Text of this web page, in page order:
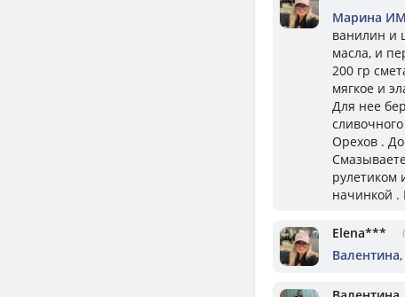
Марина
ванилин и
масла, и
200 гр
мягкое и
Для нее
Орехов .
рулетиком
начинкой .
Elena***
Валентина